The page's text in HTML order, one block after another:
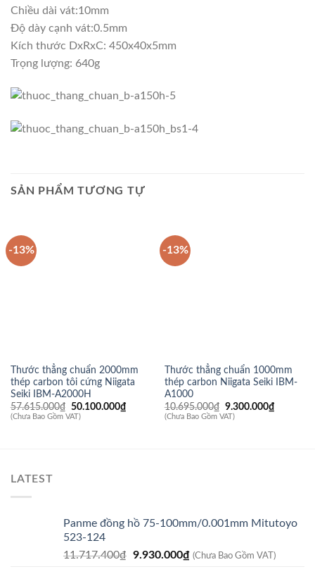
Chiều dài vát:10mm
Độ dày cạnh vát:0.5mm
Kích thước DxRxC: 450x40x5mm
Trọng lượng: 640g
SẢN PHẨM TƯƠNG TỰ
-13%
Thước thẳng chuẩn 2000mm
thép carbon tôi cứng Niigata
Seiki IBM-A2000H
57.615.000₫ Giá
gốc
50.100.000₫Giá
(Chưa Bao Gồm VAT)
-13%
Thước thẳng chuẩn 1000mm
thép carbon Niigata Seiki IBM-
A1000
10.695.000₫ Giá
gốc
9.300.000₫Giá
(Chưa Bao Gồm VAT)
LATEST
Panme đồng hồ 75-100mm/0.001mm Mitutoyo
523-124
11.717.400₫ Giá
9.930.000₫Giá
(Chưa Bao Gồm VAT)